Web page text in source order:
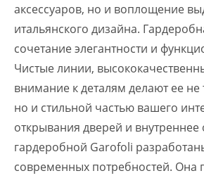
аксессуаров, но и воплощение
итальянского дизайна.
сочетание элегантности и
Чистые линии,
внимание к деталям делают ее не
но и стильной частью вашего
открывания дверей и
гардеробной Garofoli
современных потребностей. Она